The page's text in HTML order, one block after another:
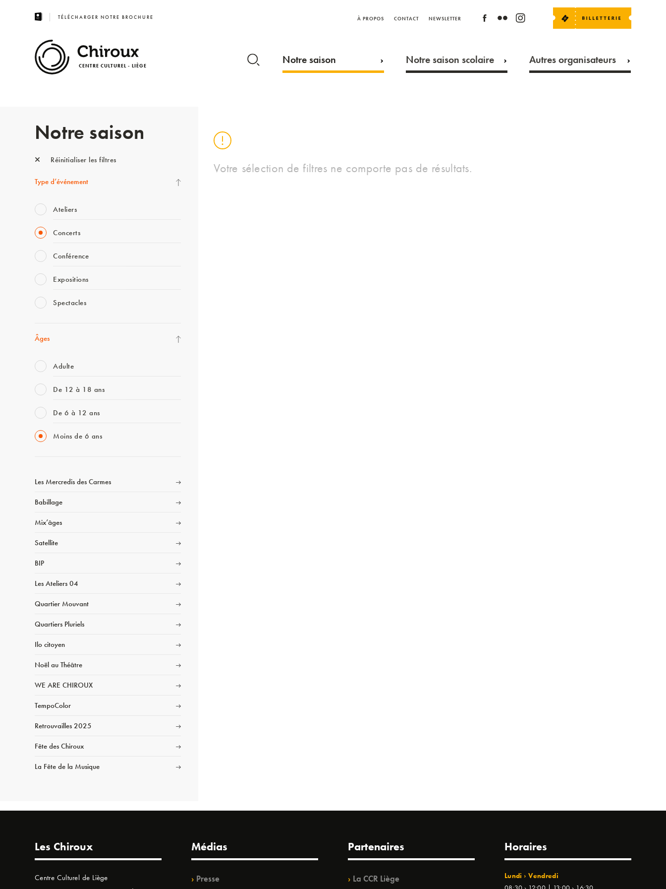
TÉLÉCHARGER NOTRE BROCHURE À PROPOS CONTACT NEWSLETTER
CENTRE CULTUREL - LIÈGE Notre saison Notre saison scolaire Autres organisateurs
Notre saison
Réinitialiser les filtres
Type d’événement
Ateliers
Concerts
Conférence
Expositions
Spectacles
Âges
Adulte
De 12 à 18 ans
De 6 à 12 ans
Moins de 6 ans
Les Mercredis des Carmes
Babillage
Mix’âges
Satellite
BIP
Les Ateliers 04
Quartier Mouvant
Quartiers Pluriels
Ilo citoyen
Noël au Théâtre
WE ARE CHIROUX
TempoColor
Retrouvailles 2025
Fête des Chiroux
La Fête de la Musique
Votre sélection de filtres ne comporte pas de résultats.
Les Chiroux
Centre Culturel de Liège
Médias
Presse
Partenaires
La CCR Liège
Horaires
Lundi › Vendredi